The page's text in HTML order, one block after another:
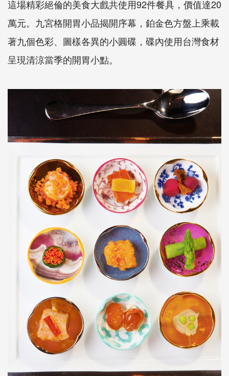
這場精彩絕倫的美食大戲共使用92件餐具，價值達20
萬元。九宮格開胃小品揭開序幕，鉑金色方盤上乘載
著九個色彩、圖樣各異的小圓碟，碟內使用台灣食材
呈現清涼當季的開胃小點。